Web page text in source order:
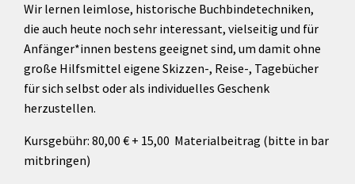
Wir lernen leimlose, historische Buchbindetechniken,
die auch heute noch sehr interessant, vielseitig und für
Anfänger*innen bestens geeignet sind, um damit ohne
große Hilfsmittel eigene Skizzen-, Reise-, Tagebücher
für sich selbst oder als individuelles Geschenk
herzustellen.
Kursgebühr: 80,00 € + 15,00 Materialbeitrag (bitte in bar
mitbringen)